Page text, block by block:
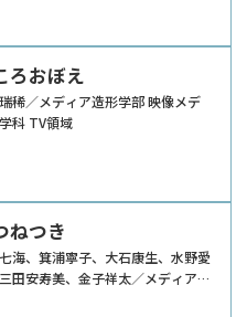
ろおぼえ
稀／メディア造形学部 映像メデ
科 TV領域
ねつき
海、箕浦寧子、大石康生、水野愛
田安寿美、金子祥太／メディア造